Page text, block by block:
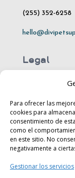
Para ofrecer las
cookies para
consentimiento de
como el
en este sitio. No
negativamente a
Gestionar los servicios
(255) 352-6258
Legal
Mon – Fri: 10am
Sat: 10am – 4pm​​
Sun: 10am – 6pm
Legal
Shipping &